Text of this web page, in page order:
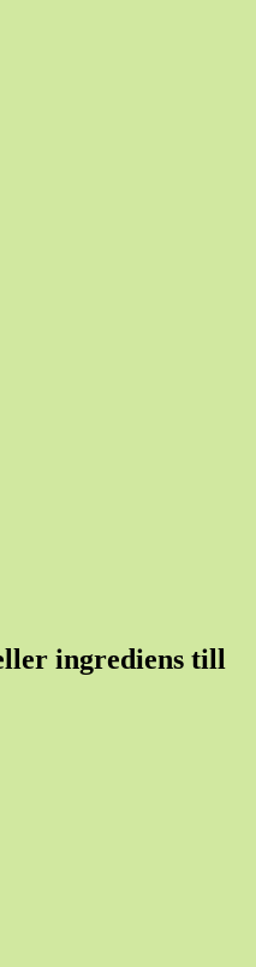
ingrediens till